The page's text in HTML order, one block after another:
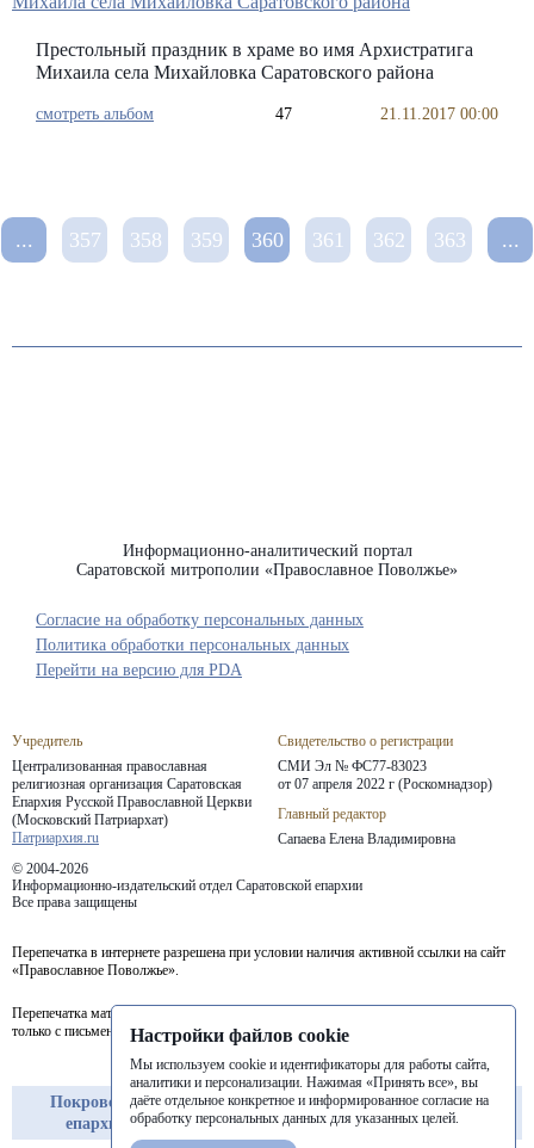
Престольный праздник в храме во имя Архистратига
Михаила села Михайловка Саратовского района
смотреть альбом 47 21.11.2017 00:00
... 357 358 359 360 361 362 363 ...
Информационно-аналитический портал
Саратовской митрополии «Православное Поволжье»
Учредитель
Централизованная православная
религиозная организация Саратовская
Епархия Русской Православной Церкви
(Московский Патриархат)
Патриархия.ru
Свидетельство о регистрации
СМИ Эл № ФС77-83023
от 07 апреля 2022 г (Роскомнадзор)
Главный редактор
Сапаева Елена Владимировна
© 2004-2026
Информационно-издательский отдел Саратовской епархии
Все права защищены
Согласие на обработку персональных данных
Политика обработки персональных данных
Перепечатка в интернете разрешена при условии наличия активной ссылки на сайт
«Православное Поволжье».
Перепечатка материалов портала в печатных изданиях (книгах, прессе) возможна
только с письменного разрешения редакции.
Покровская
епархия
Балашовская
епархия
Балаковская
епархия
Перейти на версию для PDA
Настройки файлов cookie
Мы используем cookie и идентификаторы для работы сайта,
аналитики и персонализации. Нажимая «Принять все», вы
даёте отдельное конкретное и информированное согласие на
обработку персональных данных для указанных целей.